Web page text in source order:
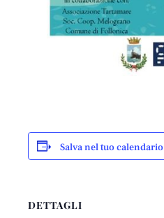
Salva nel tuo calendario
DETTAGLI